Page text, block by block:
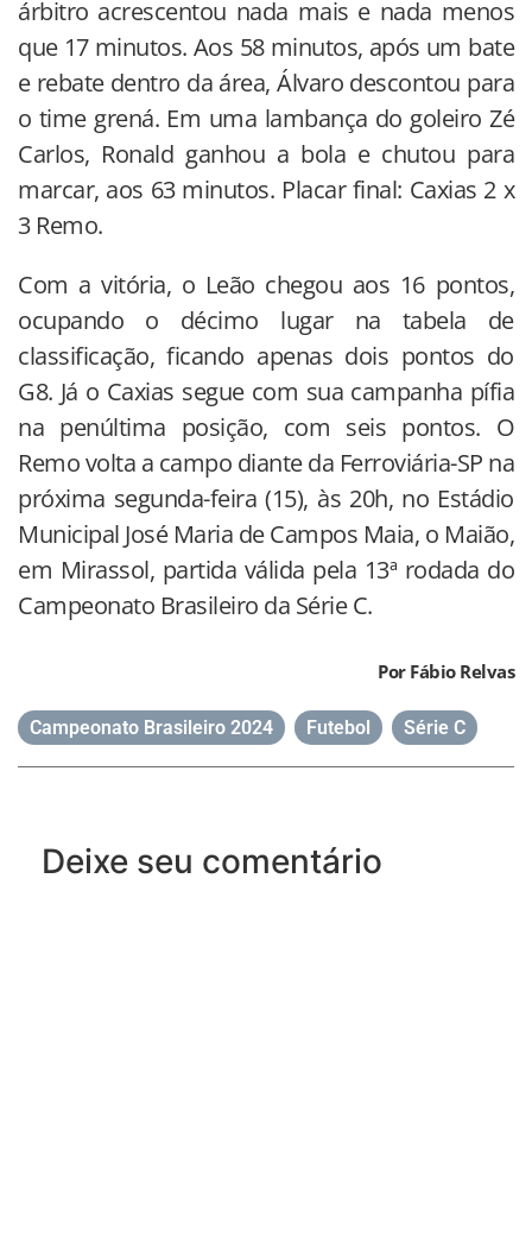
árbitro acrescentou nada mais e nada menos
que 17 minutos. Aos 58 minutos, após um bate
e rebate dentro da área, Álvaro descontou para
o time grená. Em uma lambança do goleiro Zé
Carlos, Ronald ganhou a bola e chutou para
marcar, aos 63 minutos. Placar final: Caxias 2 x
3 Remo.
Com a vitória, o Leão chegou aos 16 pontos,
ocupando o décimo lugar na tabela de
classificação, ficando apenas dois pontos do
G8. Já o Caxias segue com sua campanha pífia
na penúltima posição, com seis pontos. O
Remo volta a campo diante da Ferroviária-SP na
próxima segunda-feira (15), às 20h, no Estádio
Municipal José Maria de Campos Maia, o Maião,
em Mirassol, partida válida pela 13ª rodada do
Campeonato Brasileiro da Série C.
Por Fábio Relvas
Campeonato Brasileiro 2024 Futebol Série C
Deixe seu comentário